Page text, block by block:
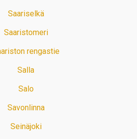
Saariselkä
Saaristomeri
rengastie
Salla
Salo
Savonlinna
Seinäjoki